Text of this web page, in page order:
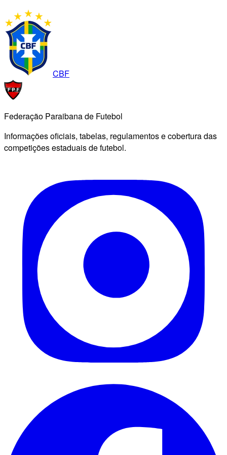
CBF
Federação Paraibana de Futebol
Informações oficiais, tabelas, regulamentos e cobertura das
competições estaduais de futebol.